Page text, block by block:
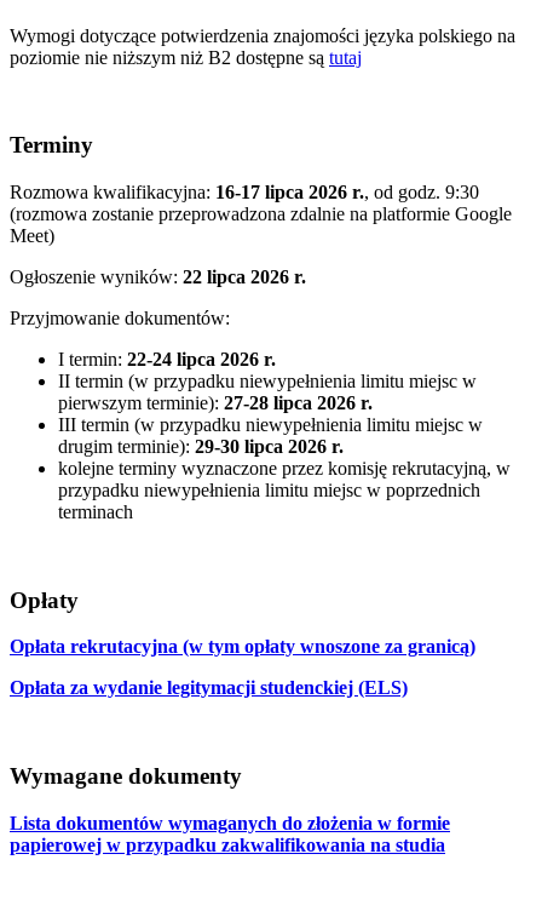
Wymogi dotyczące potwierdzenia znajomości języka polskiego na
poziomie nie niższym niż B2 dostępne są tutaj
Terminy
Rozmowa kwalifikacyjna: 16-17 lipca 2026 r., od godz. 9:30
(rozmowa zostanie przeprowadzona zdalnie na platformie Google
Meet)
Ogłoszenie wyników: 22 lipca 2026 r.
Przyjmowanie dokumentów:
I termin: 22-24 lipca 2026 r.
II termin (w przypadku niewypełnienia limitu miejsc w
pierwszym terminie): 27-28 lipca 2026 r.
III termin (w przypadku niewypełnienia limitu miejsc w
drugim terminie): 29-30 lipca 2026 r.
kolejne terminy wyznaczone przez komisję rekrutacyjną, w
przypadku niewypełnienia limitu miejsc w poprzednich
terminach
Opłaty
Opłata rekrutacyjna (w tym opłaty wnoszone za granicą)
Opłata za wydanie legitymacji studenckiej (ELS)
Wymagane dokumenty
Lista dokumentów wymaganych do złożenia w formie
papierowej w przypadku zakwalifikowania na studia